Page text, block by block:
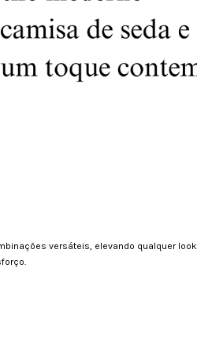
versáteis, elevando qualquer